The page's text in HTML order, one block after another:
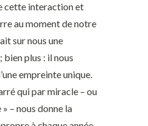
cette interaction et
au moment de notre
sur nous une
plus : il nous
empreinte unique.
qui par miracle – ou
– nous donne la